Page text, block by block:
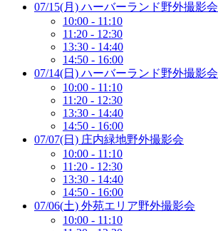
07/15(月) ハーバーランド野外撮影会
10:00 - 11:10
11:20 - 12:30
13:30 - 14:40
14:50 - 16:00
07/14(日) ハーバーランド野外撮影会
10:00 - 11:10
11:20 - 12:30
13:30 - 14:40
14:50 - 16:00
07/07(日) 庄内緑地野外撮影会
10:00 - 11:10
11:20 - 12:30
13:30 - 14:40
14:50 - 16:00
07/06(土) 外苑エリア野外撮影会
10:00 - 11:10